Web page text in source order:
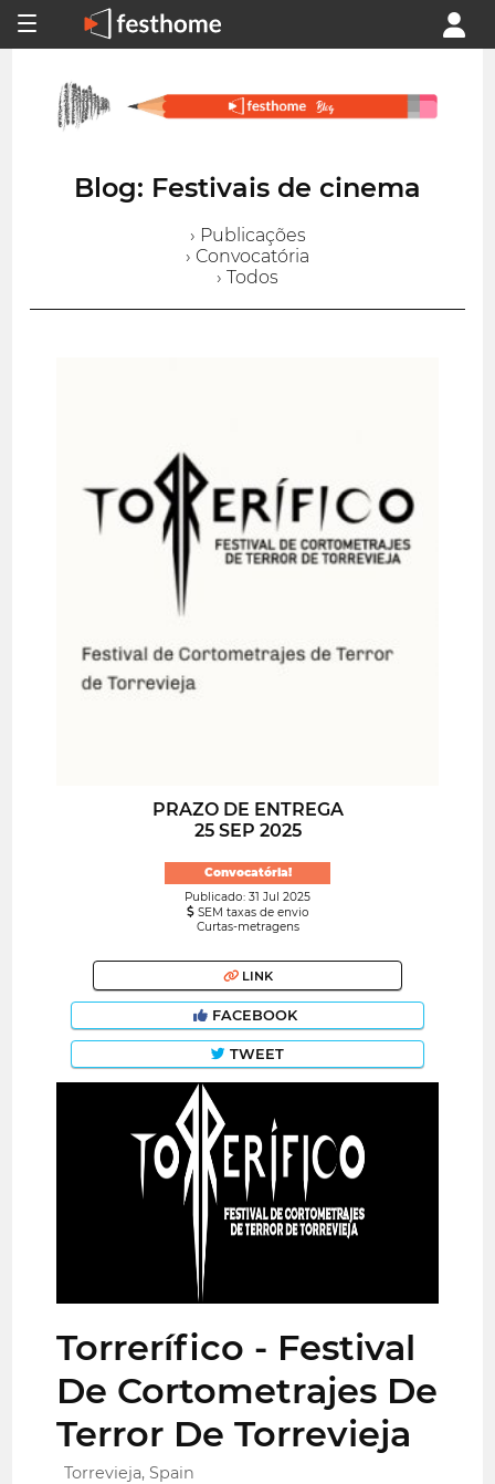
Blog: Festivais de cinema
› Publicações
› Convocatória
› Todos
PRAZO DE ENTREGA
25 SEP 2025
Convocatória!
Publicado: 31 Jul 2025
SEM taxas de envio
Curtas-metragens
LINK
FACEBOOK
TWEET
Torrerífico - Festival
De Cortometrajes De
Terror De Torrevieja
Torrevieja, Spain